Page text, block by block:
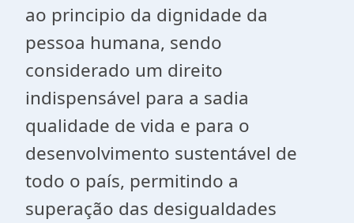
ao principio da dignidade da
pessoa humana, sendo
considerado um direito
indispensável para a sadia
qualidade de vida e para o
desenvolvimento sustentável de
todo o país, permitindo a
superação das desigualdades